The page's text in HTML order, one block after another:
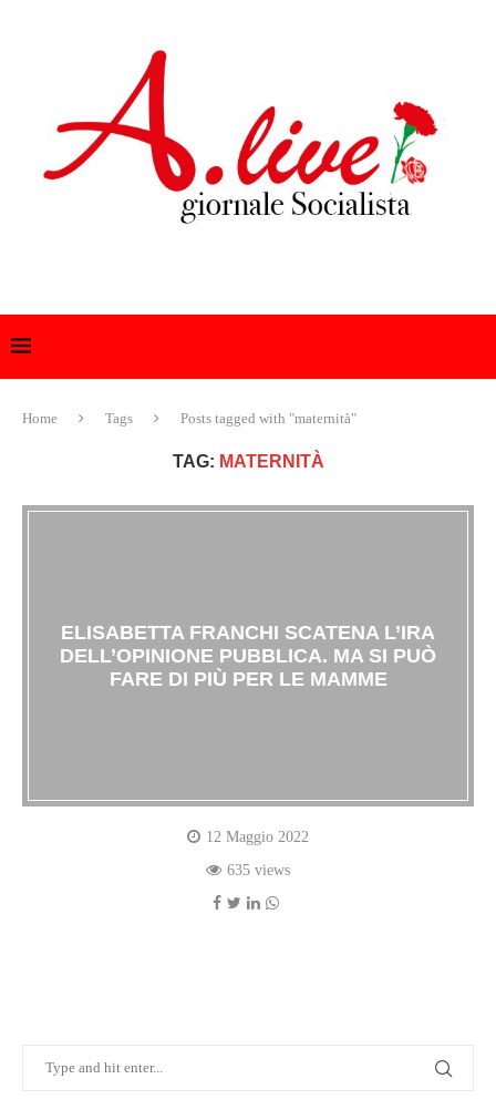
Home Tags Posts tagged with "maternità"
TAG: MATERNITÀ
ELISABETTA FRANCHI SCATENA L’IRA
DELL’OPINIONE PUBBLICA. MA SI PUÒ
FARE DI PIÙ PER LE MAMME
12 Maggio 2022
635 views